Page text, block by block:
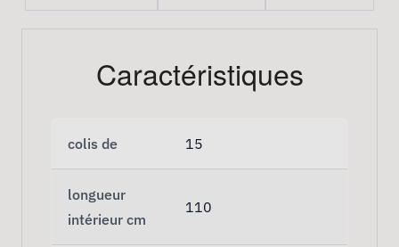
Caractéristiques
colis de 15
longueur
intérieur cm
110